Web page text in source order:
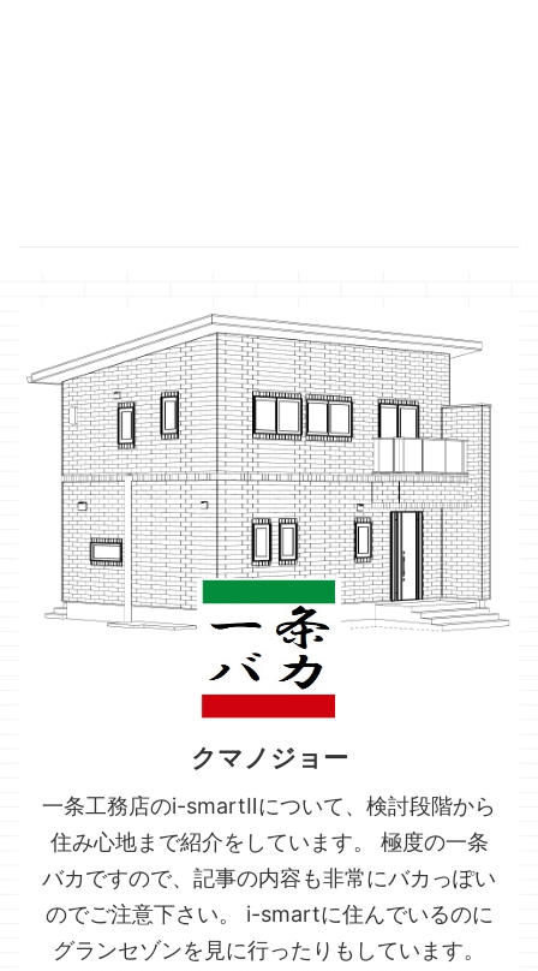
クマノジョー
一条工務店のi-smartⅡについて、検討段階から
住み心地まで紹介をしています。 極度の一条
バカですので、記事の内容も非常にバカっぽい
のでご注意下さい。 i-smartに住んでいるのに
グランセゾンを見に行ったりもしています。